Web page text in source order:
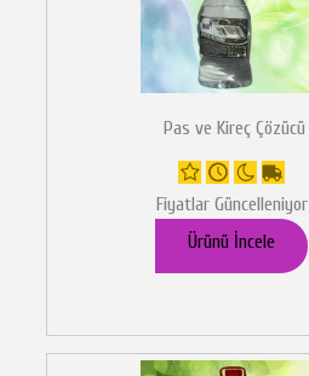
Pas ve Kireç Çözücü
Fiyatlar Güncelleniyor
Ürünü İncele